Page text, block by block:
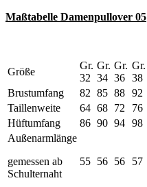
Maßtabelle Damenpullover 05
Größe
Gr.
32
Gr.
34
Gr.
36
Gr.
38
Brustumfang
82 85 88 92
Taillenweite
64 68 72 76
Hüftumfang
86 90 94 98
Außenarmlänge
gemessen ab
Schulternaht
55 56 56 57